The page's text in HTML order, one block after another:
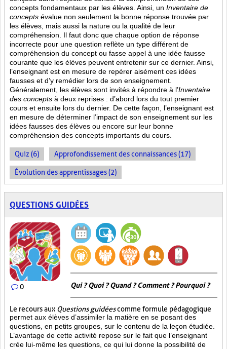
concepts fondamentaux par les élèves. Ainsi, un Inventaire de
concepts évalue non seulement la bonne réponse trouvée par
les élèves, mais aussi la nature ou la qualité de leur
compréhension. Il faut donc que chaque option de réponse
incorrecte pour une question reflète un type différent de
compréhension du concept ou fasse appel à une idée fausse
courante que les élèves peuvent entretenir sur ce dernier. Ainsi,
l’enseignant est en mesure de repérer aisément ces idées
fausses et d’y remédier lors de son enseignement.
Généralement, les élèves sont invités à répondre à l’Inventaire
des concepts à deux reprises : d’abord lors du tout premier
cours et ensuite lors du dernier. De cette façon, l’enseignant est
en mesure de déterminer l’impact de son enseignement sur les
idées fausses des élèves ou encore sur leur bonne
compréhension des concepts importants du cours.
Quiz (6) Approfondissement des connaissances (17)
Évolution des apprentissages (2)
QUESTIONS GUIDÉES
0 Qui ? Quoi ? Quand ? Comment ? Pourquoi ?
Le recours aux Questions guidéescomme formule pédagogique
permet aux élèves d’assimiler la matière en se posant des
questions, en petits groupes, sur le contenu de la leçon étudiée.
L’avantage de cette activité repose sur le fait que l’enseignant
crée lui-même les questions, ce qui lui donne la possibilité de